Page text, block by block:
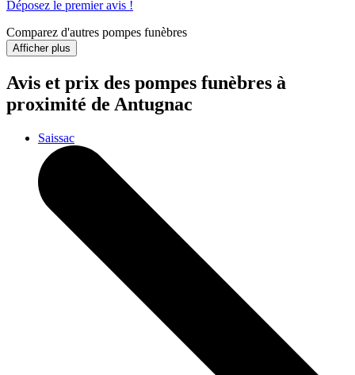
Déposez le premier avis !
Comparez d'autres pompes funèbres
Afficher plus
Avis et prix des pompes funèbres à
proximité de Antugnac
Saissac